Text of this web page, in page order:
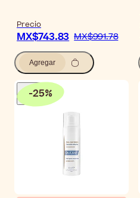
Precio
MX$743.83 MX$991.78
Agregar
-25%